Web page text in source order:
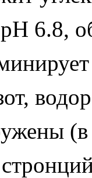
6.8,